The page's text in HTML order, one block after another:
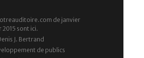
de janvier
2015 sont ici.
J. Bertrand
de publics